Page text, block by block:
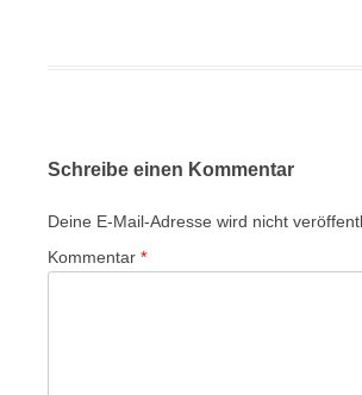
Schreibe einen Kommentar
Deine E-Mail-Adresse wird nicht
Kommentar *